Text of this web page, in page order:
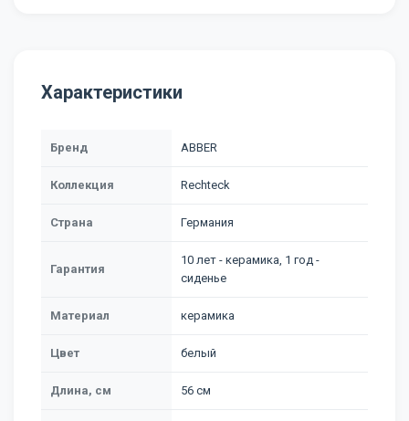
Характеристики
Бренд ABBER
Коллекция Rechteck
Страна Германия
Гарантия
10 лет - керамика, 1 год -
сиденье
Материал керамика
Цвет белый
Длина, см 56 см